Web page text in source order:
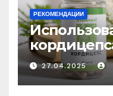
РЕКОМЕНДАЦИИ
средство
и
27.04.2025